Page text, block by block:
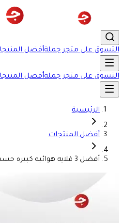
التسوق على متجر جملةأفضل
التسوق على متجر جملةأفضل
الرئيسية
أفضل المنتجات
أفضل 3 قلايه هوائيه كبيره حسب تجارب العملاء